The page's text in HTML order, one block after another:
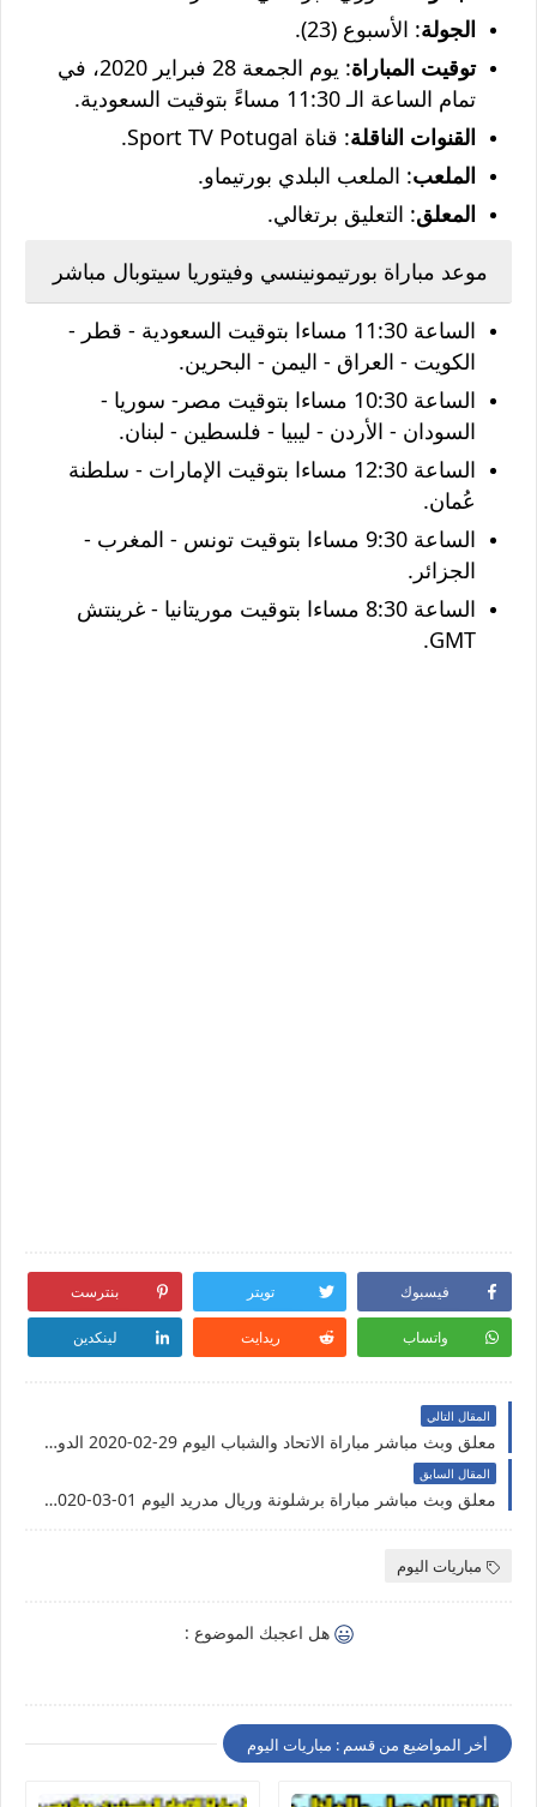
الجولة: الأسبوع (23).
توقيت المباراة
: يوم الجمعة 28 فبراير 2020، في
تمام الساعة الـ 11:30 مساءً بتوقيت السعودية.
القنوات الناقلة: قناة Sport TV Potugal.
الملعب: الملعب البلدي بورتيماو.
المعلق: التعليق برتغالي.
موعد مباراة بورتيمونينسي وفيتوريا سيتوبال مباشر
الساعة 11:30 مساءا بتوقيت السعودية - قطر -
الكويت - العراق - اليمن - البحرين.
الساعة 10:30 مساءا بتوقيت مصر- سوريا -
السودان - الأردن - ليبيا - فلسطين - لبنان.
الساعة 12:30 مساءا بتوقيت الإمارات - سلطنة
عُمان.
الساعة 9:30 مساءا بتوقيت تونس - المغرب -
الجزائر.
الساعة 8:30 مساءا بتوقيت موريتانيا - غرينتش
GMT.
فيسبوك تويتر بنترست
واتساب ريدايت لينكدين
المقال التالي
معلق وبث مباشر مباراة الاتحاد والشباب اليوم 29-02-2020 الدوري السعودي
المقال السابق
معلق وبث مباشر مباراة برشلونة وريال مدريد اليوم 01-03-2020 الدوري الإسباني
مباريات اليوم
هل اعجبك الموضوع :
أخر المواضيع من قسم : مباريات اليوم